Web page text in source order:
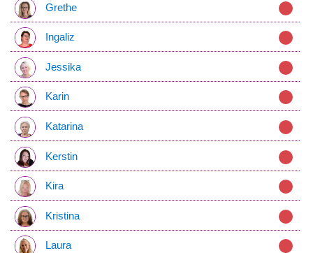
Grethe
Ingaliz
Jessika
Karin
Katarina
Kerstin
Kira
Kristina
Laura